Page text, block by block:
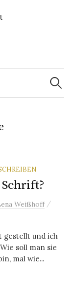
Suchen
nach:
Weißhoff /
gestellt und ich
soll man sie
mal wie...